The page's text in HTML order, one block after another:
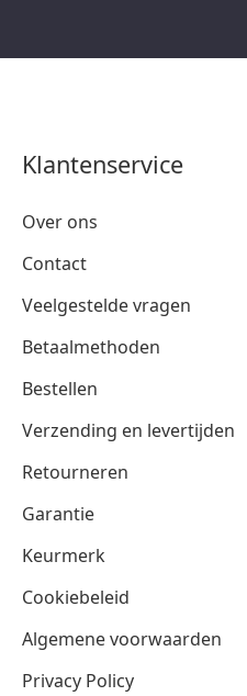
Klantenservice
Over ons
Contact
Veelgestelde vragen
Betaalmethoden
Bestellen
Verzending en levertijden
Retourneren
Garantie
Keurmerk
Cookiebeleid
Algemene voorwaarden
Privacy Policy